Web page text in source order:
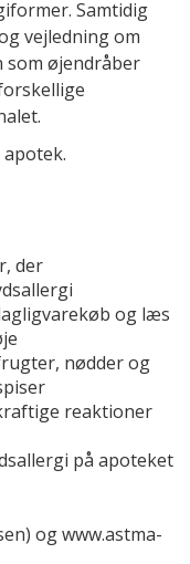
Samtidig
vejledning om
som øjendråber
der
og læs
nødder og
reaktioner
på apoteket
og www.astma-